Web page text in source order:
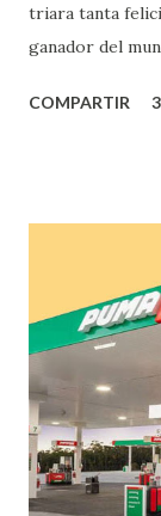
triara tanta
ganador del
obtuvo un
ganador fue
Urbanización
¡Enhorabuena
COMPARTIR